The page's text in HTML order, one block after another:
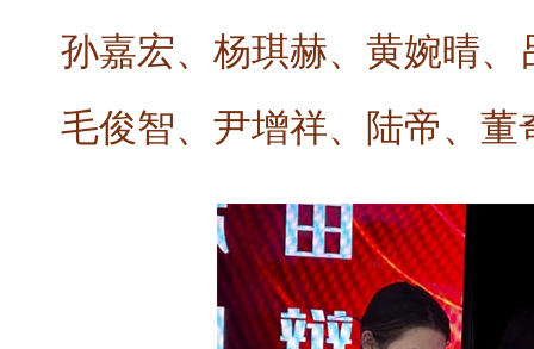
孙嘉宏、杨琪赫、黄婉晴
毛俊智、尹增祥、陆帝、董